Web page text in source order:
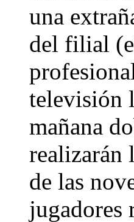
una
del filial
televisión
mañana
realizarán
de las
jugadores